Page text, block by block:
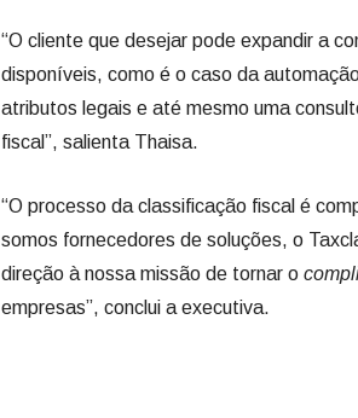
“O cliente que desejar pode expandir a
disponíveis, como é o caso da
atributos legais e até mesmo uma
fiscal”, salienta Thaisa.
“O processo da classificação fiscal é
somos fornecedores de soluções, o
direção à nossa missão de tornar o
empresas”, conclui a executiva.